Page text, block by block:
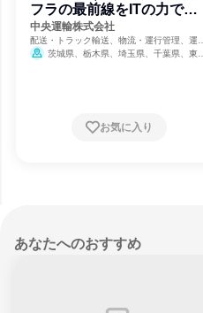
フラの最前線をITの力で支
える
中央運輸株式会社
配送・トラック輸送、物流・運行管理、運
輸・交通・物流
茨城県、栃木県、埼玉県、千葉県、東京
お気に入り
あなたへのおすすめ